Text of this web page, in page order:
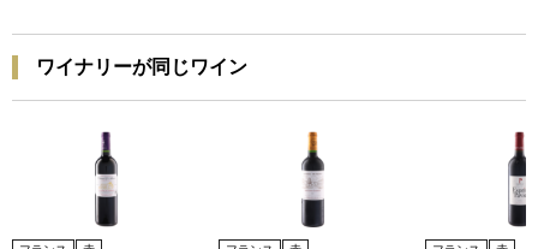
ワイナリーが同じワイン